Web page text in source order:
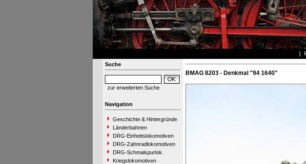
Suche
zur erweiterten Suche
Navigation
Geschichte & Hintergründe
Länderbahnen
DRG-Einheitslokomotiven
DRG-Zahnradlokomotiven
DRG-Schmalspurlok.
Kriegslokomotiven
BMAG 8203 - Denkmal "94 1640"